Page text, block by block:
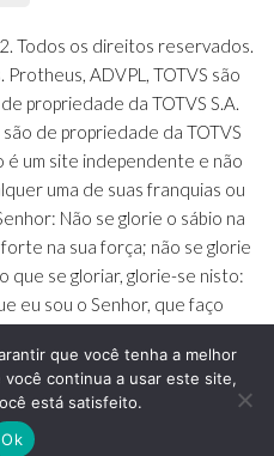
Porte
anuais
Anu
Todos os direitos reservados.
ADVPL, TOTVS são
propriedade da TOTVS S.A.
de propriedade da TOTVS
é um site independente e não
uma de suas franquias ou
Não se glorie o sábio na
na sua força; não se glorie
que se gloriar, glorie-se nisto:
eu sou o Senhor, que faço
que você tenha a melhor
continua a usar este site,
está satisfeito.
Ok